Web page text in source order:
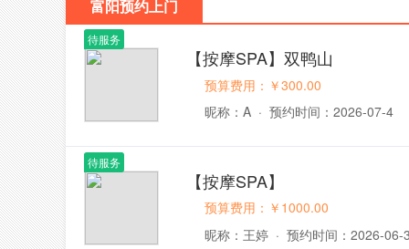
富阳预约上门
待服务
【按摩SPA】双鸭山
预算费用：￥300.00
昵称：A · 预约时间：2026-07-4
待服务
【按摩SPA】
预算费用：￥1000.00
昵称：王婷 · 预约时间：2026-06-